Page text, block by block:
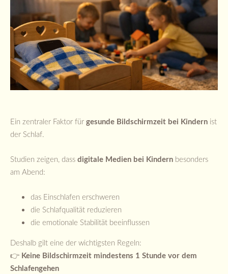
Ein zentraler Faktor für gesunde Bildschirmzeit bei Kindern ist
der Schlaf.
Studien zeigen, dass digitale Medien bei Kindern besonders
am Abend:
das Einschlafen erschweren
die Schlafqualität reduzieren
die emotionale Stabilität beeinflussen
Deshalb gilt eine der wichtigsten Regeln:
👉 Keine Bildschirmzeit mindestens 1 Stunde vor dem
Schlafengehen